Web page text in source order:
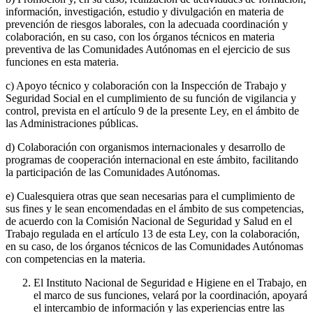
información, investigación, estudio y divulgación en materia de
prevención de riesgos laborales, con la adecuada coordinación y
colaboración, en su caso, con los órganos técnicos en materia
preventiva de las Comunidades Autónomas en el ejercicio de sus
funciones en esta materia.
c) Apoyo técnico y colaboración con la Inspección de Trabajo y
Seguridad Social en el cumplimiento de su función de vigilancia y
control, prevista en el artículo 9 de la presente Ley, en el ámbito de
las Administraciones públicas.
d) Colaboración con organismos internacionales y desarrollo de
programas de cooperación internacional en este ámbito, facilitando
la participación de las Comunidades Autónomas.
e) Cualesquiera otras que sean necesarias para el cumplimiento de
sus fines y le sean encomendadas en el ámbito de sus competencias,
de acuerdo con la Comisión Nacional de Seguridad y Salud en el
Trabajo regulada en el artículo 13 de esta Ley, con la colaboración,
en su caso, de los órganos técnicos de las Comunidades Autónomas
con competencias en la materia.
El Instituto Nacional de Seguridad e Higiene en el Trabajo, en
el marco de sus funciones, velará por la coordinación, apoyará
el intercambio de información y las experiencias entre las